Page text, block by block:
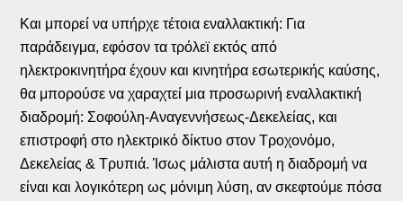
Και μπορεί να υπήρχε τέτοια εναλλακτική: Για
παράδειγμα, εφόσον τα τρόλεϊ εκτός από
ηλεκτροκινητήρα έχουν και κινητήρα εσωτερικής καύσης,
θα μπορούσε να χαραχτεί μια προσωρινή εναλλακτική
διαδρομή: Σοφούλη-Αναγεννήσεως-Δεκελείας, και
επιστροφή στο ηλεκτρικό δίκτυο στον Τροχονόμο,
Δεκελείας & Τρυπιά. Ίσως μάλιστα αυτή η διαδρομή να
είναι και λογικότερη ως μόνιμη λύση, αν σκεφτούμε πόσα